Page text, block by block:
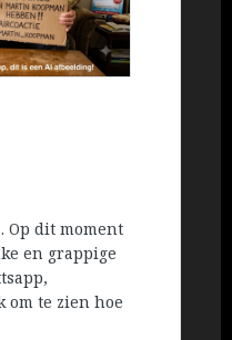
Op dit moment
en grappige
om te zien hoe